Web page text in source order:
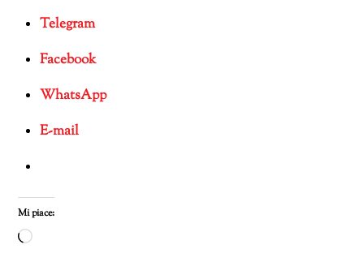
Telegram
Facebook
WhatsApp
E-mail
Mi piace:
Caricamento